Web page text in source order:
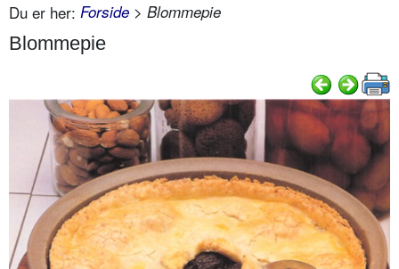
Du er her: Forside > Blommepie
Blommepie